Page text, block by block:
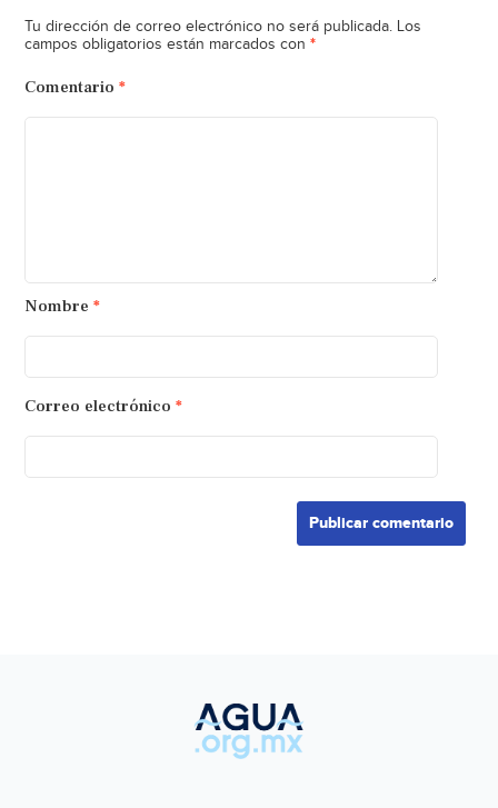
Tu dirección de correo electrónico no será publicada. Los
campos obligatorios están marcados con *
Comentario *
Nombre *
Correo electrónico *